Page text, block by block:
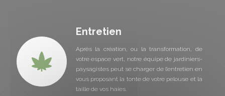
Entretien
Après la création, ou la transformation, de
votre espace vert, notre équipe de jardiniers-
paysagistes peut se charger de l’entretien en
vous proposant la tonte de votre pelouse et la
taille de vos haies.